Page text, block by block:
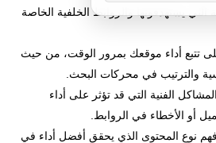
التي يستهدفونها والروابط الخلفية الخاصة
تتبع أداء موقعك بمرور الوقت، من حيث
والترتيب في محركات البحث.
الفنية التي قد تؤثر على أداء
أو الأخطاء في الروابط.
نوع المحتوى الذي يحقق أفضل أداء في